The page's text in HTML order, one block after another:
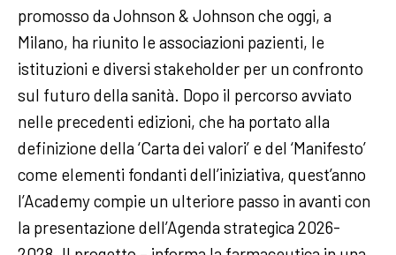
promosso da Johnson & Johnson che oggi, a
Milano, ha riunito le associazioni pazienti, le
istituzioni e diversi stakeholder per un confronto
sul futuro della sanità. Dopo il percorso avviato
nelle precedenti edizioni, che ha portato alla
definizione della ‘Carta dei valori’ e del ‘Manifesto’
come elementi fondanti dell’iniziativa, quest’anno
l’Academy compie un ulteriore passo in avanti con
la presentazione dell’Agenda strategica 2026-